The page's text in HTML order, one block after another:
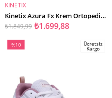
SEPETE EKLE
KINETIX
Kinetix Azura Fx Krem Ortopedik Günlük Kadın Spor Ayakkabı
₺1.699,88
₺1.849,99
%10
Ücretsiz
Kargo